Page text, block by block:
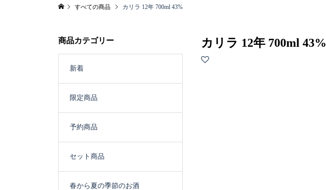
すべての商品 カリラ 12年 700ml 43%
カリラ 12年 700ml 43%
商品カテゴリー
新着
限定商品
予約商品
セット商品
春から夏の季節のお酒